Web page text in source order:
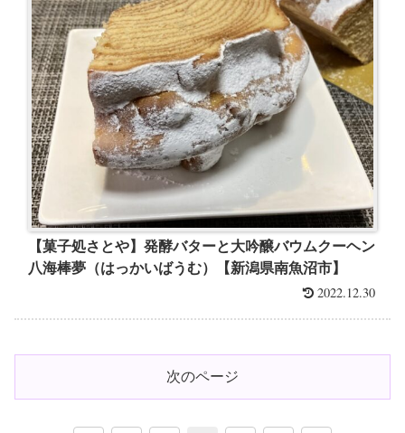
【菓子処さとや】発酵バターと大吟醸バウムクーヘン
八海棒夢（はっかいばうむ）【新潟県南魚沼市】
2022.12.30
次のページ